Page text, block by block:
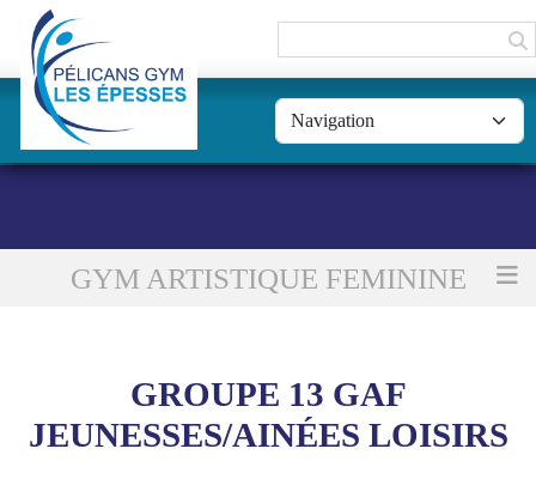
GYM ARTISTIQUE FEMININE
Groupe 13 GAF Jeunesses/Ainées Loisirs
GROUPE 13 GAF
JEUNESSES/AINÉES LOISIRS
Panneau de gestion des cookies